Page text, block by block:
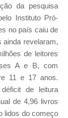
da pesquisa
Instituto Pró-
no país caiu de
ainda revelaram,
de leitores
A e B, com
11 e 17 anos.
de leitura
de 4,96 livros
lidos do começo